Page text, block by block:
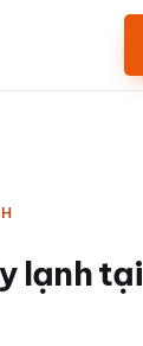
lạnh tại